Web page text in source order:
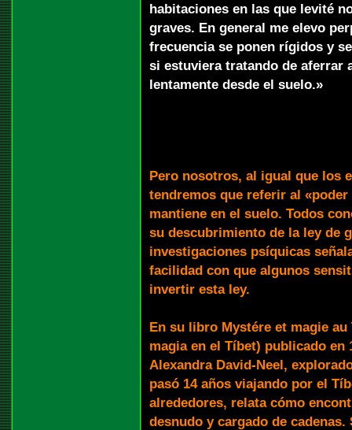
habitaciones en las que levité
graves. En general me elevo
frecuencia se ponen rígidos y
si estuviera tratando de aferrar
lentamente desde el suelo.»
Pero nosotros, al igual que los
tendremos que referir al
mantiene en el suelo. Todos
su descubrimiento de la ley de
investigaciones psíquicas
facilidad con que algunos
invertir esta ley.
En su libro Mystére et magie
magia en el Tíbet) publicado en
Alexandra David-Neel,
pasó 14 años viajando por el
alrededores, relata cómo
desnudo y cargado de cadenas.